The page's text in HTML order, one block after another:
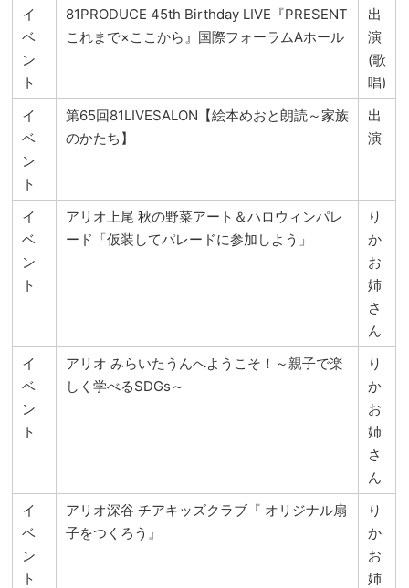
イ
ベ
ン
ト
81PRODUCE 45th Birthday LIVE『PRESENT
これまで×ここから』国際フォーラムAホール
出
演
(歌
唱)
イ
ベ
ン
ト
第65回81LIVESALON【絵本めおと朗読～家族
のかたち】
出
演
イ
ベ
ン
ト
アリオ上尾 秋の野菜アート＆ハロウィンパレ
ード「仮装してパレードに参加しよう」
り
か
お
姉
さ
ん
イ
ベ
ン
ト
アリオ みらいたうんへようこそ！～親子で楽
しく学べるSDGs～
り
か
お
姉
さ
ん
イ
ベ
ン
ト
アリオ深谷 チアキッズクラブ『 オリジナル扇
子をつくろう』
り
か
お
姉